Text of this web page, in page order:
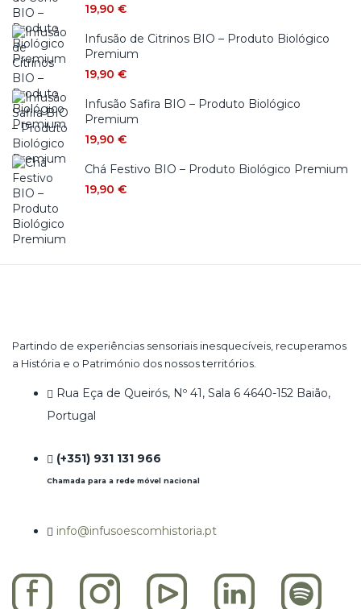
19,90 €
Infusão de Citrinos BIO – Produto Biológico
Premium
19,90 €
Infusão Safira BIO – Produto Biológico
Premium
19,90 €
Chá Festivo BIO – Produto Biológico Premium
19,90 €
Partindo de experiências sensoriais inesquecíveis, recuperamos
a História e o Património dos nossos territórios.
Rua Eça de Queirós, Nº 41, Sala 6 4640-152 Baião,
Portugal
(+351) 931 131 966
Chamada para a rede móvel nacional
info@infusoescomhistoria.pt